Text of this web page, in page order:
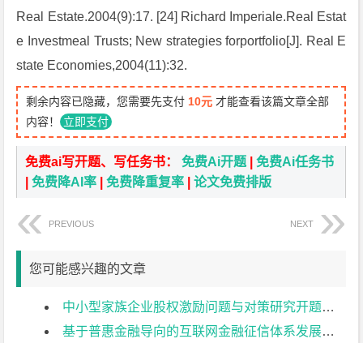
Real Estate.2004(9):17. [24] Richard Imperiale.Real Estat
e Investmeal Trusts; New strategies forportfolio[J]. Real E
state Economies,2004(11):32.
剩余内容已隐藏，您需要先支付 10元 才能查看该篇文章全部
内容！ 立即支付
免费ai写开题、写任务书：免费Ai开题 |免费Ai任务书
|免费降AI率 |免费降重复率 |论文免费排版
PREVIOUS NEXT
您可能感兴趣的文章
中小型家族企业股权激励问题与对策研究开题报告
基于普惠金融导向的互联网金融征信体系发展研究开题报告